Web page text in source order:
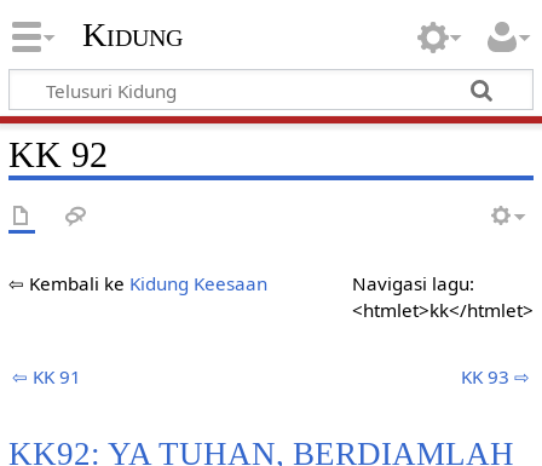
Kidung
KK 92
Navigasi lagu:
<htmlet>kk</htmlet>
⇦ Kembali ke Kidung Keesaan
⇦ KK 91 KK 93 ⇨
KK92: YA TUHAN, BERDIAMLAH